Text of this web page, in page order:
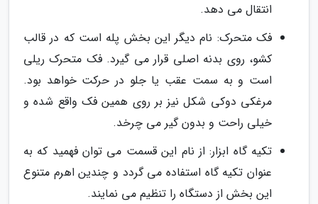
انتقال می دهد.
فک متحرک: نام دیگر این بخش پله است که در قالب
کشو، روی بدنه اصلی قرار می گیرد. فک متحرک ریلی
است و به سمت عقب یا جلو در حرکت خواهد بود.
مرغکی دوکی شکل نیز بر روی همین فک واقع شده و
خیلی راحت و بدون گیر می چرخد.
تکیه گاه ابزار: از نام این قسمت می توان فهمید که به
عنوان تکیه گاه استفاده می گردد و چندین اهرم متنوع
این بخش از دستگاه را تنظیم می نمایند.